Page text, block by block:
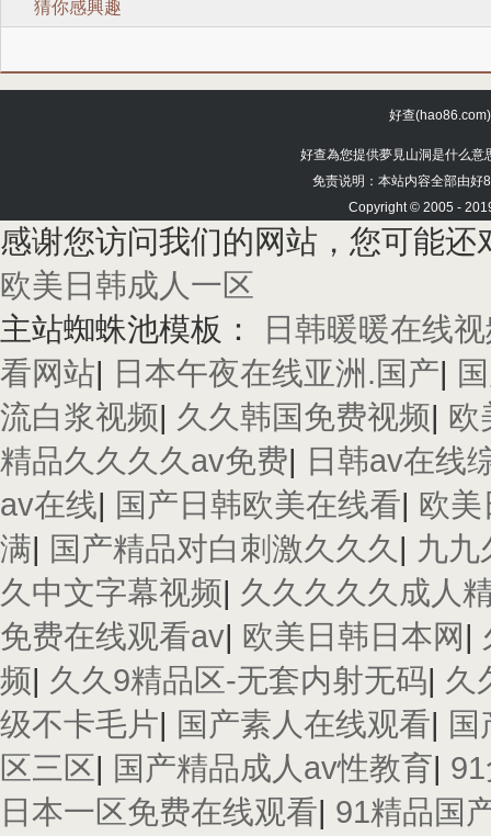
猜你感興趣
好查(hao86.com)
好查為您提供夢見山洞是什么
免责说明：本站内容全部由好
Copyright © 2005 -
感谢您访问我们的网站，您可能还
欧美日韩成人一区
主站蜘蛛池模板：
日韩暖暖在线
看网站| 日本午夜在线亚洲.国产|
流白浆视频| 久久韩国免费视频| 欧
精品久久久久av免费| 日韩av在线
av在线| 国产日韩欧美在线看| 欧美
满| 国产精品对白刺激久久久 | 九九
久中文字幕视频| 久久久久久成人
免费在线观看av| 欧美日韩日本网 |
频| 久久9精品区-无套内射无码| 久
级不卡毛片| 国产素人在线观看| 国
区三区| 国产精品成人av性教育|
日本一区免费在线观看| 91精品国